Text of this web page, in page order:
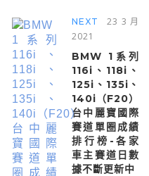
NEXT
23 3 月
2021
BMW 1系列
116i、118i、
125i、135i、
140i（F20）
台中麗寶國際
賽道單圈成績
排行榜-各家
車主賽道日數
據不斷更新中